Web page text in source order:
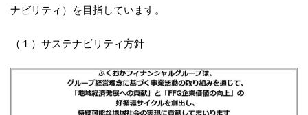
ナビリティ）を目指しています。
（１）サステナビリティ方針